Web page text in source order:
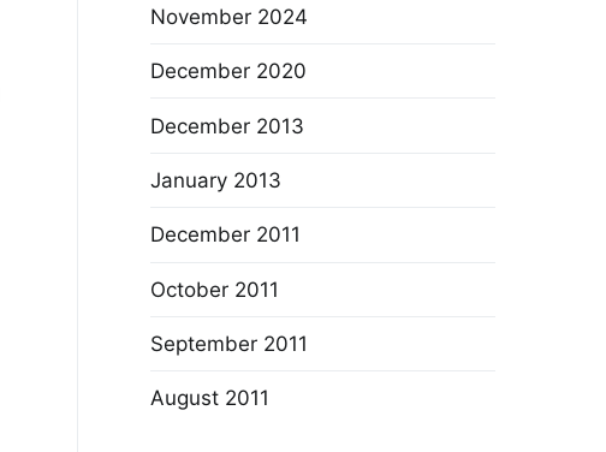
November 2024
December 2020
December 2013
January 2013
December 2011
October 2011
September 2011
August 2011